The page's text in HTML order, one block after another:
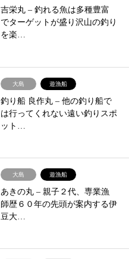
吉栄丸 – ​釣れる魚は多種豊富
でターゲットが盛り沢山の釣り
を楽…
大島 遊漁船
釣り船 良作丸 – 他の釣り船で
は行ってくれない遠い釣りスポ
ット…
大島 遊漁船
あきの丸 – ​親子２代、専業漁
師歴６０年の先頭が案内する伊
豆大…